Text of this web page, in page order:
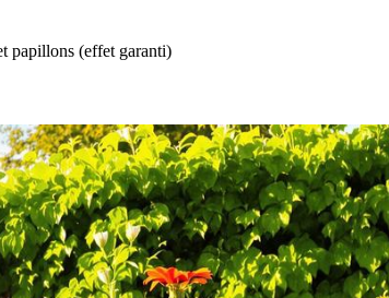
papillons (effet garanti)